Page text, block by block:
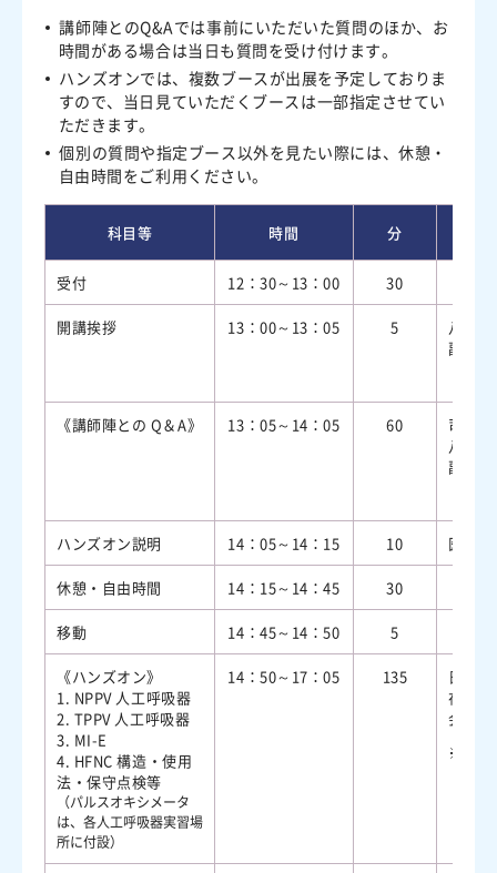
講師陣とのQ&Aでは事前にいただいた質問のほか、お
時間がある場合は当日も質問を受け付けます。
ハンズオンでは、複数ブースが出展を予定しておりま
すので、当日見ていただくブースは一部指定させてい
ただきます。
個別の質問や指定ブース以外を見たい際には、休憩・
自由時間をご利用ください。
科目等 時間 分
受付 12：30～13：00 30
開講挨拶 13：00～13：05 5
八尾
副院長
《講師陣との Q＆A》 13：05～14：05 60
司会：
八尾
副院長
ハンズオン説明 14：05～14：15 10 医療
休憩・自由時間 14：15～14：45 30
移動 14：45～14：50 5
《ハンズオン》
1. NPPV 人工呼吸器
2. TPPV 人工呼吸器
3. MI-E
4. HFNC 構造・使用
法・保守点検等
（パルスオキシメータ
は、各人工呼吸器実習場
所に付設）
14：50～17：05 135
日本
在宅
会